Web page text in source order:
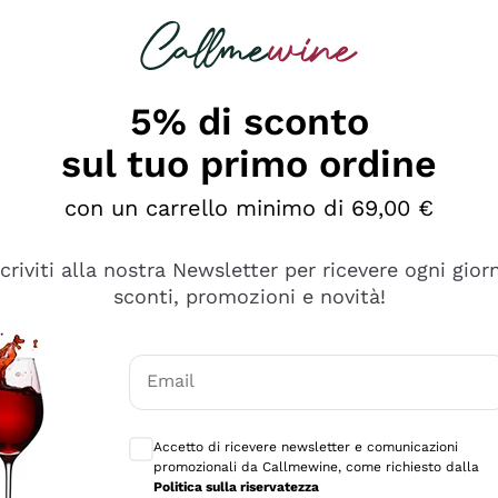
diversi e con un ampio range di prezzo. Le
5% di sconto
sul tuo primo ordine
con un carrello minimo di 69,00 €
alla nostra Newsletter per ricevere ogni
sconti, promozioni e novità!
Email
Accetto di ricevere newsletter e comunicazioni
promozionali da Callmewine, come richiesto dalla
Politica sulla riservatezza